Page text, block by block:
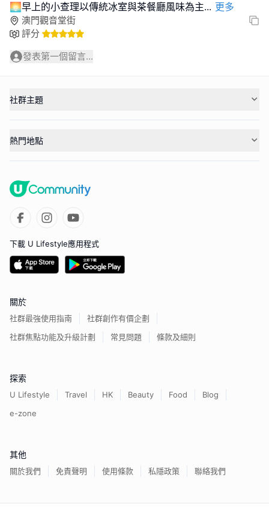
🌅早上的小查理以傳統冰室與茶餐廳風味為主... 更多
澳門觀音堂街
評分
發表第一個留言...
社群主題
熱門地點
下載 U Lifestyle應用程式
關於
社群最強使用指南
社群創作有價企劃
社群焦點功能及升級計劃
常見問題 條款及細則
探索
U Lifestyle Travel HK Beauty Food
Blog
e-zone
其他
關於我們 免責聲明 使用條款 私隱政策 聯絡我們